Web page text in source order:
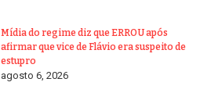
Mídia do regime diz que ERROU após
afirmar que vice de Flávio era suspeito de
estupro
agosto 6, 2026